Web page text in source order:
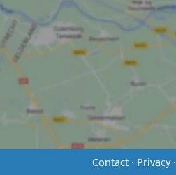
Contact· Privacy·